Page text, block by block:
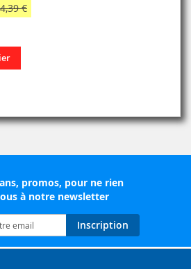
€
promos, pour ne rien
à notre newsletter
Inscription